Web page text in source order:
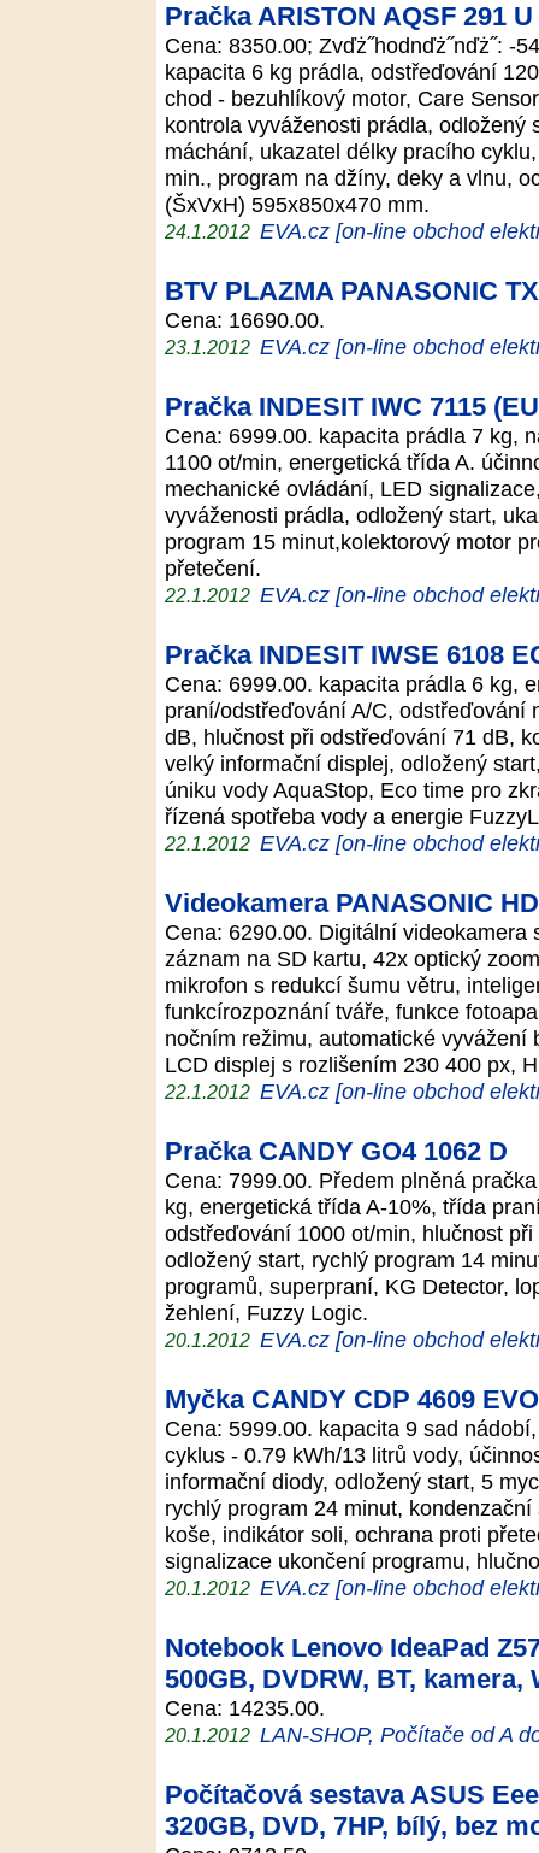
Pračka ARISTON AQSF 291 U
Cena: 8350.00; Zvďż˝hodnďż˝nďż˝: -
kapacita 6 kg prádla, odstřeďování
chod - bezuhlíkový motor, Care
kontrola vyváženosti prádla, odložený
máchání, ukazatel délky pracího
min., program na džíny, deky a vlnu,
(ŠxVxH) 595x850x470 mm.
24.1.2012 EVA.cz [on-line obchod
BTV PLAZMA PANASONIC
Cena: 16690.00.
23.1.2012 EVA.cz [on-line obchod
Pračka INDESIT IWC 7115
Cena: 6999.00. kapacita prádla 7 kg,
1100 ot/min, energetická třída A.
mechanické ovládání, LED
vyváženosti prádla, odložený start,
program 15 minut,kolektorový motor
přetečení.
22.1.2012 EVA.cz [on-line obchod
Pračka INDESIT IWSE 6108
Cena: 6999.00. kapacita prádla 6 kg,
praní/odstřeďování A/C, odstřeďování
dB, hlučnost při odstřeďování 71 dB,
velký informační displej, odložený
úniku vody AquaStop, Eco time pro
řízená spotřeba vody a energie
22.1.2012 EVA.cz [on-line obchod
Videokamera PANASONIC
Cena: 6290.00. Digitální
záznam na SD kartu, 42x optický
mikrofon s redukcí šumu větru,
funkcírozpoznání tváře, funkce
nočním režimu, automatické
LCD displej s rozlišením 230 400 px,
22.1.2012 EVA.cz [on-line obchod
Pračka CANDY GO4 1062 D
Cena: 7999.00. Předem plněná
kg, energetická třída A-10%, třída
odstřeďování 1000 ot/min, hlučnost
odložený start, rychlý program 14
programů, superpraní, KG Detector,
žehlení, Fuzzy Logic.
20.1.2012 EVA.cz [on-line obchod
Myčka CANDY CDP 4609
Cena: 5999.00. kapacita 9 sad
cyklus - 0.79 kWh/13 litrů vody,
informační diody, odložený start, 5
rychlý program 24 minut,
koše, indikátor soli, ochrana proti
signalizace ukončení programu,
20.1.2012 EVA.cz [on-line obchod
Notebook Lenovo IdeaPad
500GB, DVDRW, BT,
Cena: 14235.00.
20.1.2012 LAN-SHOP, Počítače od A
Počítačová sestava ASUS
320GB, DVD, 7HP, bílý, bez